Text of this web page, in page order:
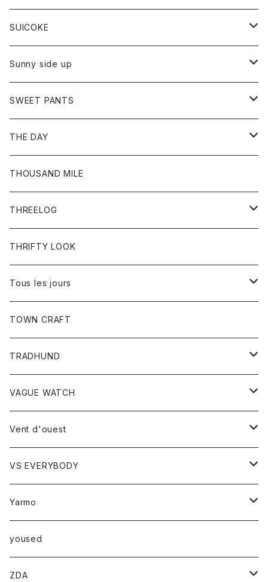
パンツ
カットソー
カーディガン
ワンピース
コート
パンツ
オーバーオール
バッグ
アクセサリー
ブレスレット
リング
SUICOKE
ブーツ
サンダル
Sunny side up
アウター
Ｇジャン
ボトム
ジーンズ
SWEET PANTS
ボトム
ショートパンツ
THE DAY
トップス
Tシャツ
THOUSAND MILE
THREELOG
トップス
Tシャツ
THRIFTY LOOK
Tous les jours
トップス
レディース
カットソー
TOWN CRAFT
TRADHUND
セーター
ベスト
VAGUE WATCH
時計
Vent d'ouest
ボトム
スカート
トップス
ベスト
VS EVERYBODY
トップス
Ｔシャツ
Yarmo
アウター
コート
小物
yoused
ZDA